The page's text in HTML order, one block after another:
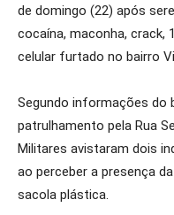
de domingo (22) após
cocaína, maconha, crack,
celular furtado no bairro
Segundo informações do
patrulhamento pela Rua
Militares avistaram dois
ao perceber a presença
sacola plástica.